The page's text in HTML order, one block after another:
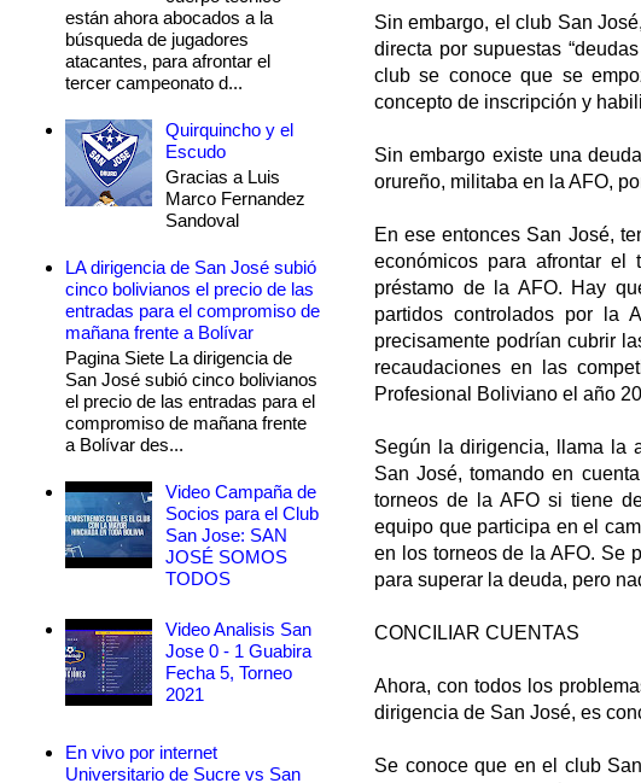
Sin embargo, el club San
directa por supuestas
club se conoce que se
concepto de inscripción y
Sin embargo existe una
orureño, militaba en la AFO,
En ese entonces San José,
económicos para afrontar el
préstamo de la AFO. Hay
partidos controlados por la
precisamente podrían cubrir
recaudaciones en las
Profesional Boliviano el año
Según la dirigencia, llama la
San José, tomando en
torneos de la AFO si tiene
equipo que participa en el
en los torneos de la AFO. Se
para superar la deuda, pero
CONCILIAR CUENTAS
Ahora, con todos los
dirigencia de San José, es
Se conoce que en el club
están ahora abocados a la
búsqueda de jugadores
atacantes, para afrontar el
tercer campeonato d...
Quirquincho y el
Escudo
Gracias a Luis
Marco Fernandez
Sandoval
LA dirigencia de San José subió
cinco bolivianos el precio de las
entradas para el compromiso de
mañana frente a Bolívar
Pagina Siete La dirigencia de
San José subió cinco bolivianos
el precio de las entradas para el
compromiso de mañana frente
a Bolívar des...
Video Campaña de
Socios para el Club
San Jose: SAN
JOSÉ SOMOS
TODOS
Video Analisis San
Jose 0 - 1 Guabira
Fecha 5, Torneo
2021
En vivo por internet
Universitario de Sucre vs San